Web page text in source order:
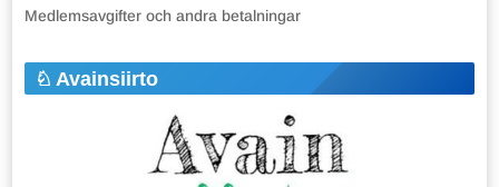
Medlemsavgifter och andra betalningar
Avainsiirto